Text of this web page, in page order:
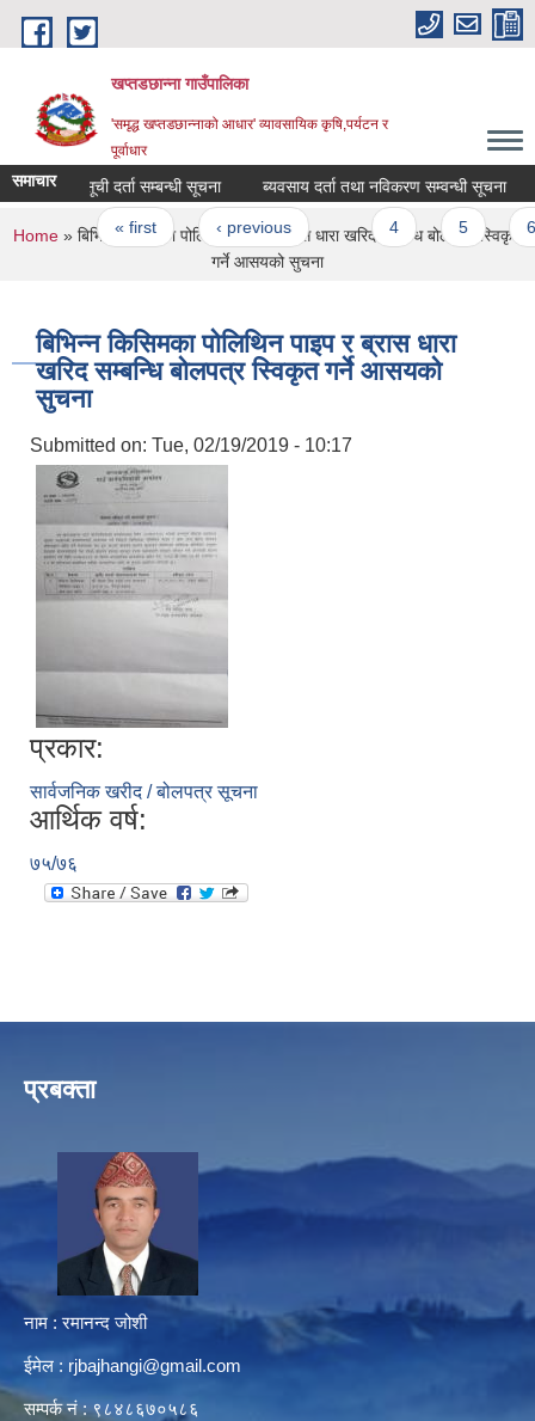
Skip to main content
खप्तडछान्ना गाउँपालिका
'समृद्ध खप्तडछान्नाको आधार' व्यावसायिक कृषि,पर्यटन र
पूर्वाधार
समाचार सूची दर्ता सम्बन्धी सूचना ब्यवसाय दर्ता तथा नविकरण सम्वन्धी सूचना
Pages
« first ‹ previous … 4 5 6
You are here
Home » बिभिन्न किसिमका पोलिथिन पाइप र ब्रास धारा खरिद सम्बन्धि बोलपत्र स्विकृत
गर्ने आसयको सुचना
बिभिन्न किसिमका पोलिथिन पाइप र ब्रास धारा
खरिद सम्बन्धि बोलपत्र स्विकृत गर्ने आसयको
सुचना
Submitted on: Tue, 02/19/2019 - 10:17
प्रकार:
सार्वजनिक खरीद / बोलपत्र सूचना
आर्थिक वर्ष:
७५/७६
प्रबक्ता
नाम : रमानन्द जोशी
ईमेल : rjbajhangi@gmail.com
सम्पर्क नं : ९८४८६७०५८६